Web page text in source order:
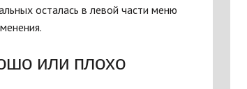
осталась в левой части меню
или плохо